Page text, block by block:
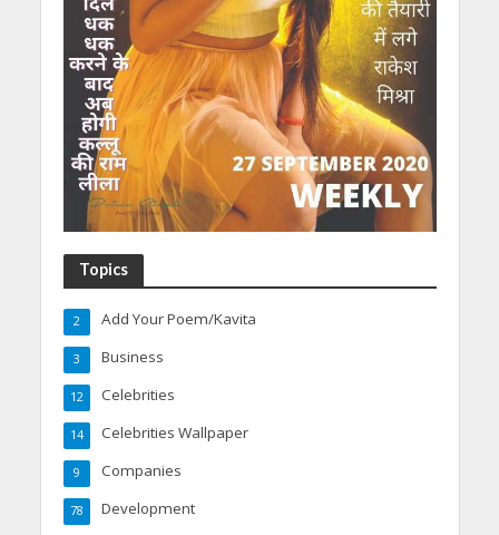
Topics
Add Your Poem/Kavita
2
Business
3
Celebrities
12
Celebrities Wallpaper
14
Companies
9
Development
78